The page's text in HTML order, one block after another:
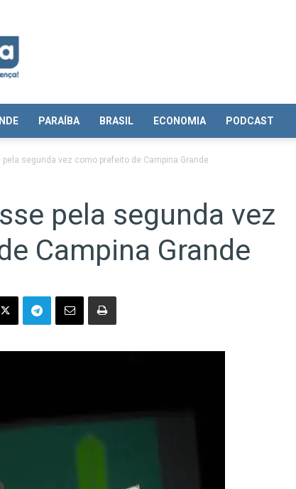
PARAÍBA BRASIL ECONOMIA PODCAST
segunda vez como prefeito de Campina Grande
pela segunda vez
Campina Grande